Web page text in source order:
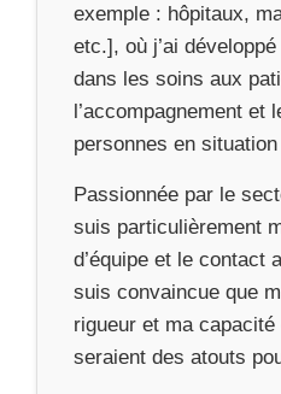
exemple : hôpitaux,
etc.], où j’ai
dans les soins aux
l’accompagnement et
personnes en
Passionnée par le
suis particulièrement
d’équipe et le contact
suis convaincue que
rigueur et ma capacité
seraient des atouts